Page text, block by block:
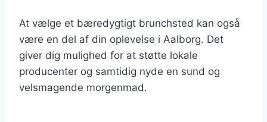
At vælge et bæredygtigt brunchsted kan også
være en del af din oplevelse i Aalborg. Det
giver dig mulighed for at støtte lokale
producenter og samtidig nyde en sund og
velsmagende morgenmad.